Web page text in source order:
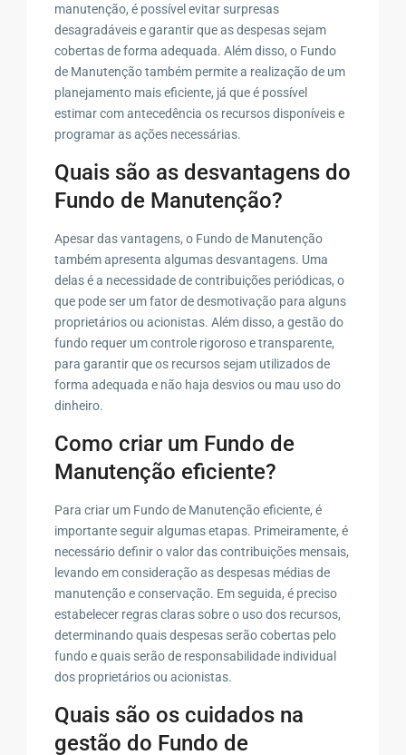
manutenção, é possível evitar surpresas
desagradáveis e garantir que as despesas sejam
cobertas de forma adequada. Além disso, o Fundo
de Manutenção também permite a realização de um
planejamento mais eficiente, já que é possível
estimar com antecedência os recursos disponíveis e
programar as ações necessárias.
Quais são as desvantagens do
Fundo de Manutenção?
Apesar das vantagens, o Fundo de Manutenção
também apresenta algumas desvantagens. Uma
delas é a necessidade de contribuições periódicas, o
que pode ser um fator de desmotivação para alguns
proprietários ou acionistas. Além disso, a gestão do
fundo requer um controle rigoroso e transparente,
para garantir que os recursos sejam utilizados de
forma adequada e não haja desvios ou mau uso do
dinheiro.
Como criar um Fundo de
Manutenção eficiente?
Para criar um Fundo de Manutenção eficiente, é
importante seguir algumas etapas. Primeiramente, é
necessário definir o valor das contribuições mensais,
levando em consideração as despesas médias de
manutenção e conservação. Em seguida, é preciso
estabelecer regras claras sobre o uso dos recursos,
determinando quais despesas serão cobertas pelo
fundo e quais serão de responsabilidade individual
dos proprietários ou acionistas.
Quais são os cuidados na
gestão do Fundo de